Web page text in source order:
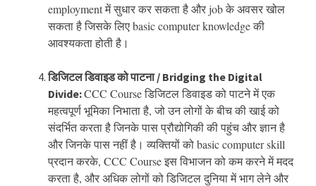
employment में सुधार कर सकता है और job के अवसर खोल
सकता है जिसके लिए basic computer knowledge की
आवश्यकता होती है।
डिजिटल डिवाइड को पाटना / Bridging the Digital
Divide:CCC Course डिजिटल डिवाइड को पाटने में एक
महत्वपूर्ण भूमिका निभाता है, जो उन लोगों के बीच की खाई को
संदर्भित करता है जिनके पास प्रौद्योगिकी की पहुंच और ज्ञान है
और जिनके पास नहीं है। व्यक्तियों को basic computer skill
प्रदान करके, CCC Course इस विभाजन को कम करने में मदद
करता है, और अधिक लोगों को डिजिटल दुनिया में भाग लेने और